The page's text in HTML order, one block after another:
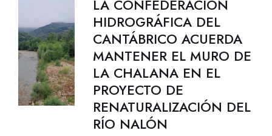
LA CONFEDERACIÓN
HIDROGRÁFICA DEL
CANTÁBRICO ACUERDA
MANTENER EL MURO DE
LA CHALANA EN EL
PROYECTO DE
RENATURALIZACIÓN DEL
RÍO NALÓN